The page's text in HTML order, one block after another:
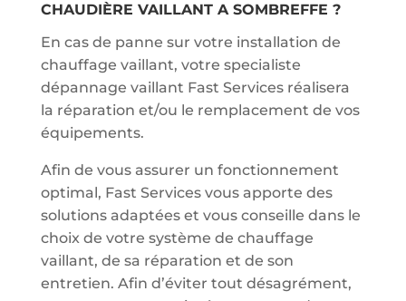
CHAUDIÈRE VAILLANT A SOMBREFFE ?
En cas de panne sur votre installation de
chauffage vaillant, votre specialiste
dépannage vaillant Fast Services réalisera
la réparation et/ou le remplacement de vos
équipements.
Afin de vous assurer un fonctionnement
optimal, Fast Services vous apporte des
solutions adaptées et vous conseille dans le
choix de votre système de chauffage
vaillant, de sa réparation et de son
entretien. Afin d’éviter tout désagrément,